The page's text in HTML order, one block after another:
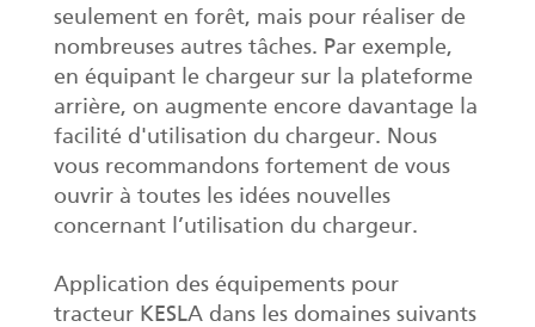
seulement en forêt, mais pour réaliser de
nombreuses autres tâches. Par exemple,
en équipant le chargeur sur la plateforme
arrière, on augmente encore davantage la
facilité d'utilisation du chargeur. Nous
vous recommandons fortement de vous
ouvrir à toutes les idées nouvelles
concernant l’utilisation du chargeur.
Application des équipements pour
tracteur KESLA dans les domaines suivants